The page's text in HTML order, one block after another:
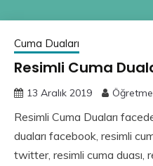
Cuma Duaları
Resimli Cuma
13 Aralık 2019
Resimli Cuma Duaları
duaları facebook, resimli
twitter, resimli cuma duası,